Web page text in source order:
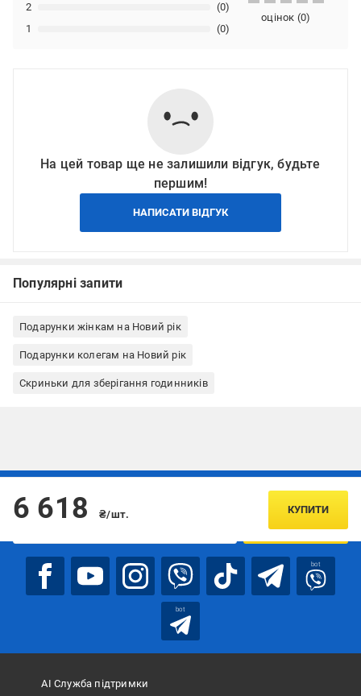
1 (0)
2 (0)
оцінок (0)
На цей товар ще не залишили відгук, будьте
першим!
НАПИСАТИ ВІДГУК
Популярні запити
Подарунки жінкам на Новий рік
Подарунки колегам на Новий рік
Скриньки для зберігання годинників
6 618 ₴/шт. КУПИТИ
Підписуйтесь, щоб дізнаватись першим про акції та пропозиції
ПІДПИСАТИСЯ
bot
bot
АІ Служба підтримки